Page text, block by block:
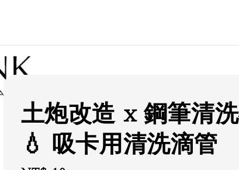
土炮改造 x 鋼筆清
💧 吸卡用清洗滴管